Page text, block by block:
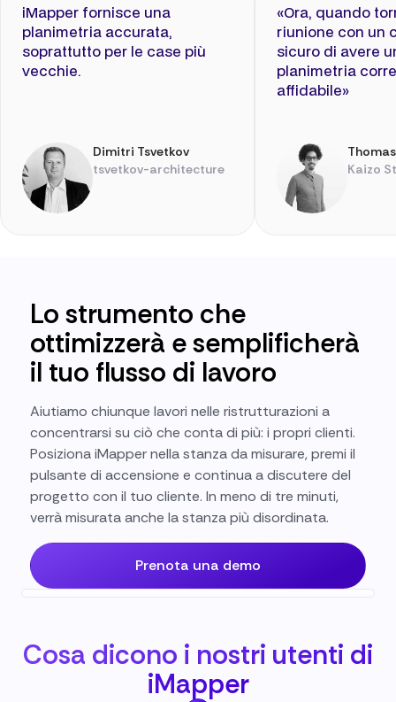
iMapper fornisce una
planimetria accurata,
soprattutto per le case più
vecchie.
Dimitri Tsvetkov
tsvetkov-architecture
«Ora, quando
riunione con un
sicuro di avere
planimetria
affidabile»
Kaizo
Lo strumento che
ottimizzerà e semplificherà
il tuo flusso di lavoro
Aiutiamo chiunque lavori nelle ristrutturazioni a
concentrarsi su ciò che conta di più: i propri clienti.
Posiziona iMapper nella stanza da misurare, premi il
pulsante di accensione e continua a discutere del
progetto con il tuo cliente. In meno di tre minuti,
verrà misurata anche la stanza più disordinata.
Prenota una demo
Cosa dicono i nostri utenti di
iMapper